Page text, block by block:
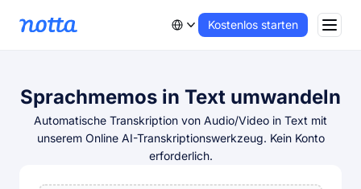
Kostenlos starten
Sprachmemos in Text umwandeln
Automatische Transkription von Audio/Video in Text mit
unserem Online AI-Transkriptionswerkzeug. Kein Konto
erforderlich.